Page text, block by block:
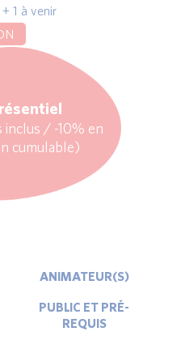
1 à venir
inclus / -10% en
cumulable)
ANIMATEUR(S)
PUBLIC ET PRÉ-
REQUIS